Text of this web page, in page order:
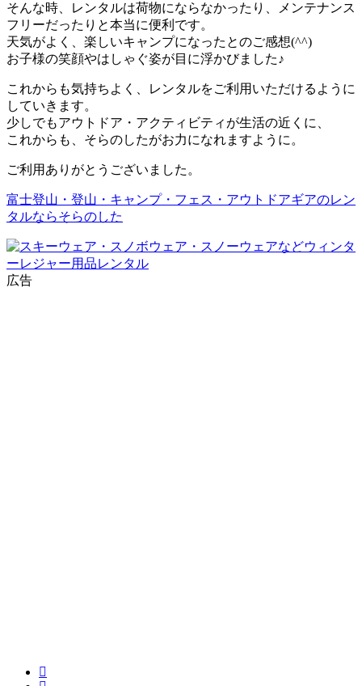
そんな時、レンタルは荷物にならなかったり、メンテナンス
フリーだったりと本当に便利です。
天気がよく、楽しいキャンプになったとのご感想(^^)
お子様の笑顔やはしゃぐ姿が目に浮かびました♪
これからも気持ちよく、レンタルをご利用いただけるように
していきます。
少しでもアウトドア・アクティビティが生活の近くに、
これからも、そらのしたがお力になれますように。
ご利用ありがとうございました。
富士登山・登山・キャンプ・フェス・アウトドアギアのレン
タルならそらのした
広告